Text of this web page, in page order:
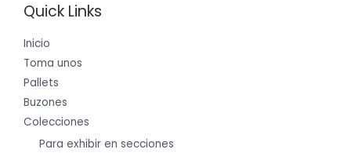
Quick Links
Inicio
Toma unos
Pallets
Buzones
Colecciones
Para exhibir en secciones